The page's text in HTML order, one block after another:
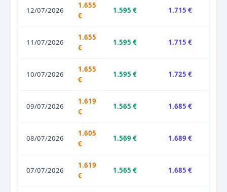
12/07/2026
1.655
€
1.595 € 1.715 €
11/07/2026
1.655
€
1.595 € 1.715 €
10/07/2026
1.655
€
1.595 € 1.725 €
09/07/2026
1.619
€
1.565 € 1.685 €
08/07/2026
1.605
€
1.569 € 1.689 €
07/07/2026
1.619
€
1.565 € 1.685 €